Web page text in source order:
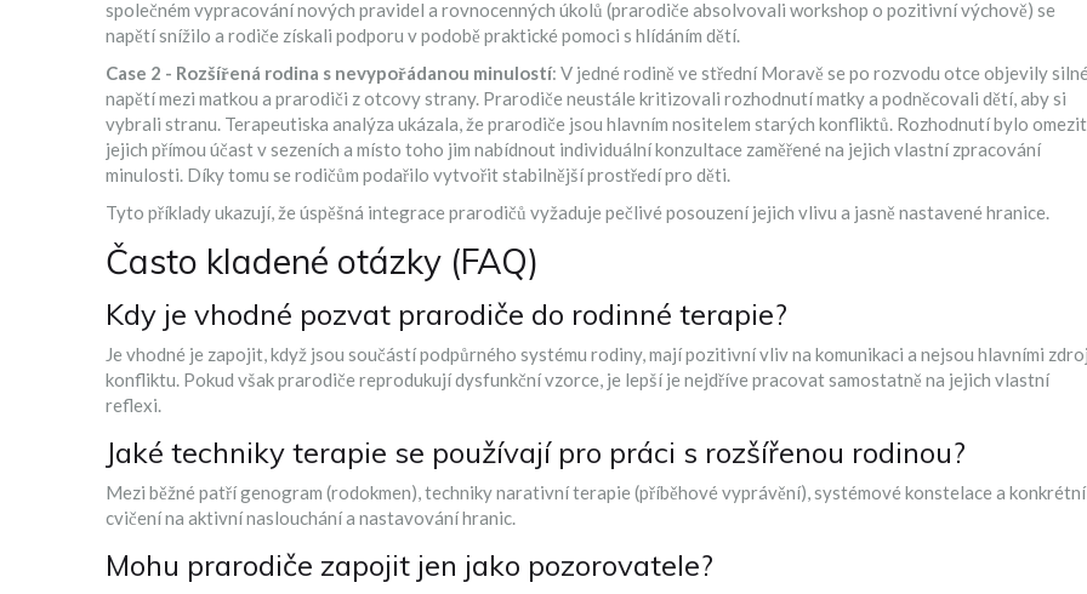
společném vypracování nových pravidel a rovnocenných úkolů (prarodiče absolvovali workshop o pozitivní výchově) se
napětí snížilo a rodiče získali podporu v podobě praktické pomoci s hlídáním dětí.
Case 2 - Rozšířená rodina s nevypořádanou minulostí: V jedné rodině ve střední Moravě se po rozvodu otce objevily
napětí mezi matkou a prarodiči z otcovy strany. Prarodiče neustále kritizovali rozhodnutí matky a podněcovali dětí, aby si
vybrali stranu. Terapeutiska analýza ukázala, že prarodiče jsou hlavním nositelem starých konfliktů. Rozhodnutí bylo omezit
jejich přímou účast v sezeních a místo toho jim nabídnout individuální konzultace zaměřené na jejich vlastní zpracování
minulosti. Díky tomu se rodičům podařilo vytvořit stabilnější prostředí pro děti.
Tyto příklady ukazují, že úspěšná integrace prarodičů vyžaduje pečlivé posouzení jejich vlivu a jasně nastavené hranice.
Často kladené otázky (FAQ)
Kdy je vhodné pozvat prarodiče do rodinné terapie?
Je vhodné je zapojit, když jsou součástí podpůrného systému rodiny, mají pozitivní vliv na komunikaci a nejsou hlavními
konfliktu. Pokud však prarodiče reprodukují dysfunkční vzorce, je lepší je nejdříve pracovat samostatně na jejich vlastní
reflexi.
Jaké techniky terapie se používají pro práci s rozšířenou rodinou?
Mezi běžné patří genogram (rodokmen), techniky narativní terapie (příběhové vyprávění), systémové konstelace a konkrétní
cvičení na aktivní naslouchání a nastavování hranic.
Mohu prarodiče zapojit jen jako pozorovatele?